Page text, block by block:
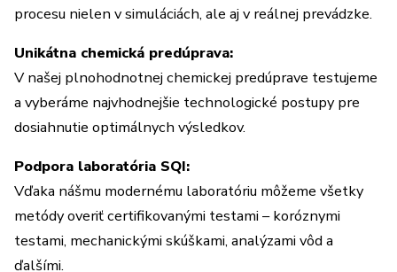
procesu nielen v simuláciách, ale aj v reálnej prevádzke.
Unikátna chemická predúprava:
V našej plnohodnotnej chemickej predúprave testujeme
a vyberáme najvhodnejšie technologické postupy pre
dosiahnutie optimálnych výsledkov.
Podpora laboratória SQI:
Vďaka nášmu modernému laboratóriu môžeme všetky
metódy overiť certifikovanými testami – koróznymi
testami, mechanickými skúškami, analýzami vôd a
ďalšími.